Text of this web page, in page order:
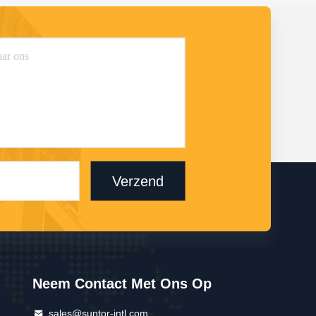
Verzend
Neem Contact Met Ons Op
sales@suntor-intl.com